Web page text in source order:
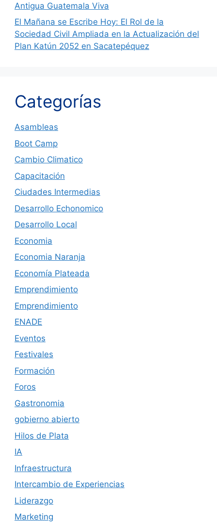
Antigua Guatemala Viva
El Mañana se Escribe Hoy: El Rol de la
Sociedad Civil Ampliada en la Actualización del
Plan Katún 2052 en Sacatepéquez
Categorías
Asambleas
Boot Camp
Cambio Climatico
Capacitación
Ciudades Intermedias
Desarrollo Echonomico
Desarrollo Local
Economia
Economia Naranja
Economía Plateada
Emprendimiento
Emprendimiento
ENADE
Eventos
Festivales
Formación
Foros
Gastronomia
gobierno abierto
Hilos de Plata
IA
Infraestructura
Intercambio de Experiencias
Liderazgo
Marketing